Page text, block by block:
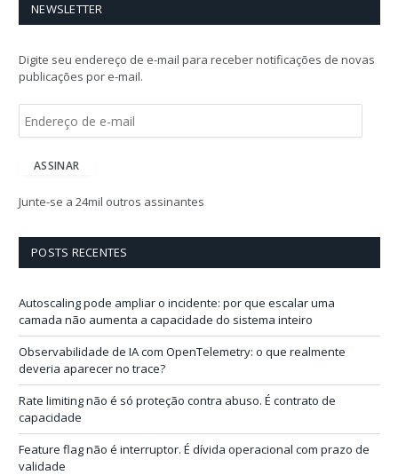
NEWSLETTER
Digite seu endereço de e-mail para receber notificações de novas
publicações por e-mail.
e
ç
i
l
ASSINAR
Junte-se a 24mil outros assinantes
POSTS RECENTES
Autoscaling pode ampliar o incidente: por que escalar uma
camada não aumenta a capacidade do sistema inteiro
Observabilidade de IA com OpenTelemetry: o que realmente
deveria aparecer no trace?
Rate limiting não é só proteção contra abuso. É contrato de
capacidade
Feature flag não é interruptor. É dívida operacional com prazo de
validade